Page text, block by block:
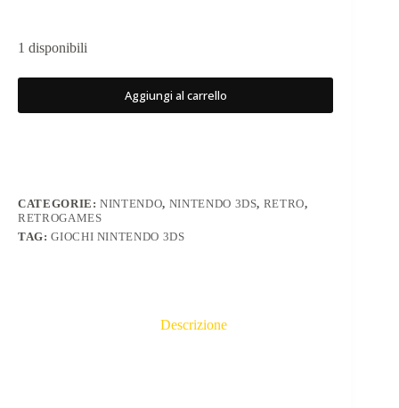
1 disponibili
Aggiungi al carrello
CATEGORIE:NINTENDO, NINTENDO 3DS, RETRO,
RETROGAMES
TAG:GIOCHI NINTENDO 3DS
Descrizione